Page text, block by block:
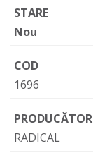
STARE
Nou
COD
1696
PRODUCĂTOR
RADICAL